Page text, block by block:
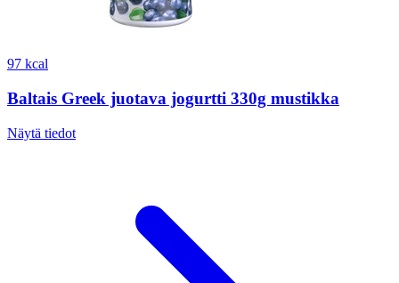
97 kcal
Baltais Greek juotava jogurtti 330g mustikka
Näytä tiedot